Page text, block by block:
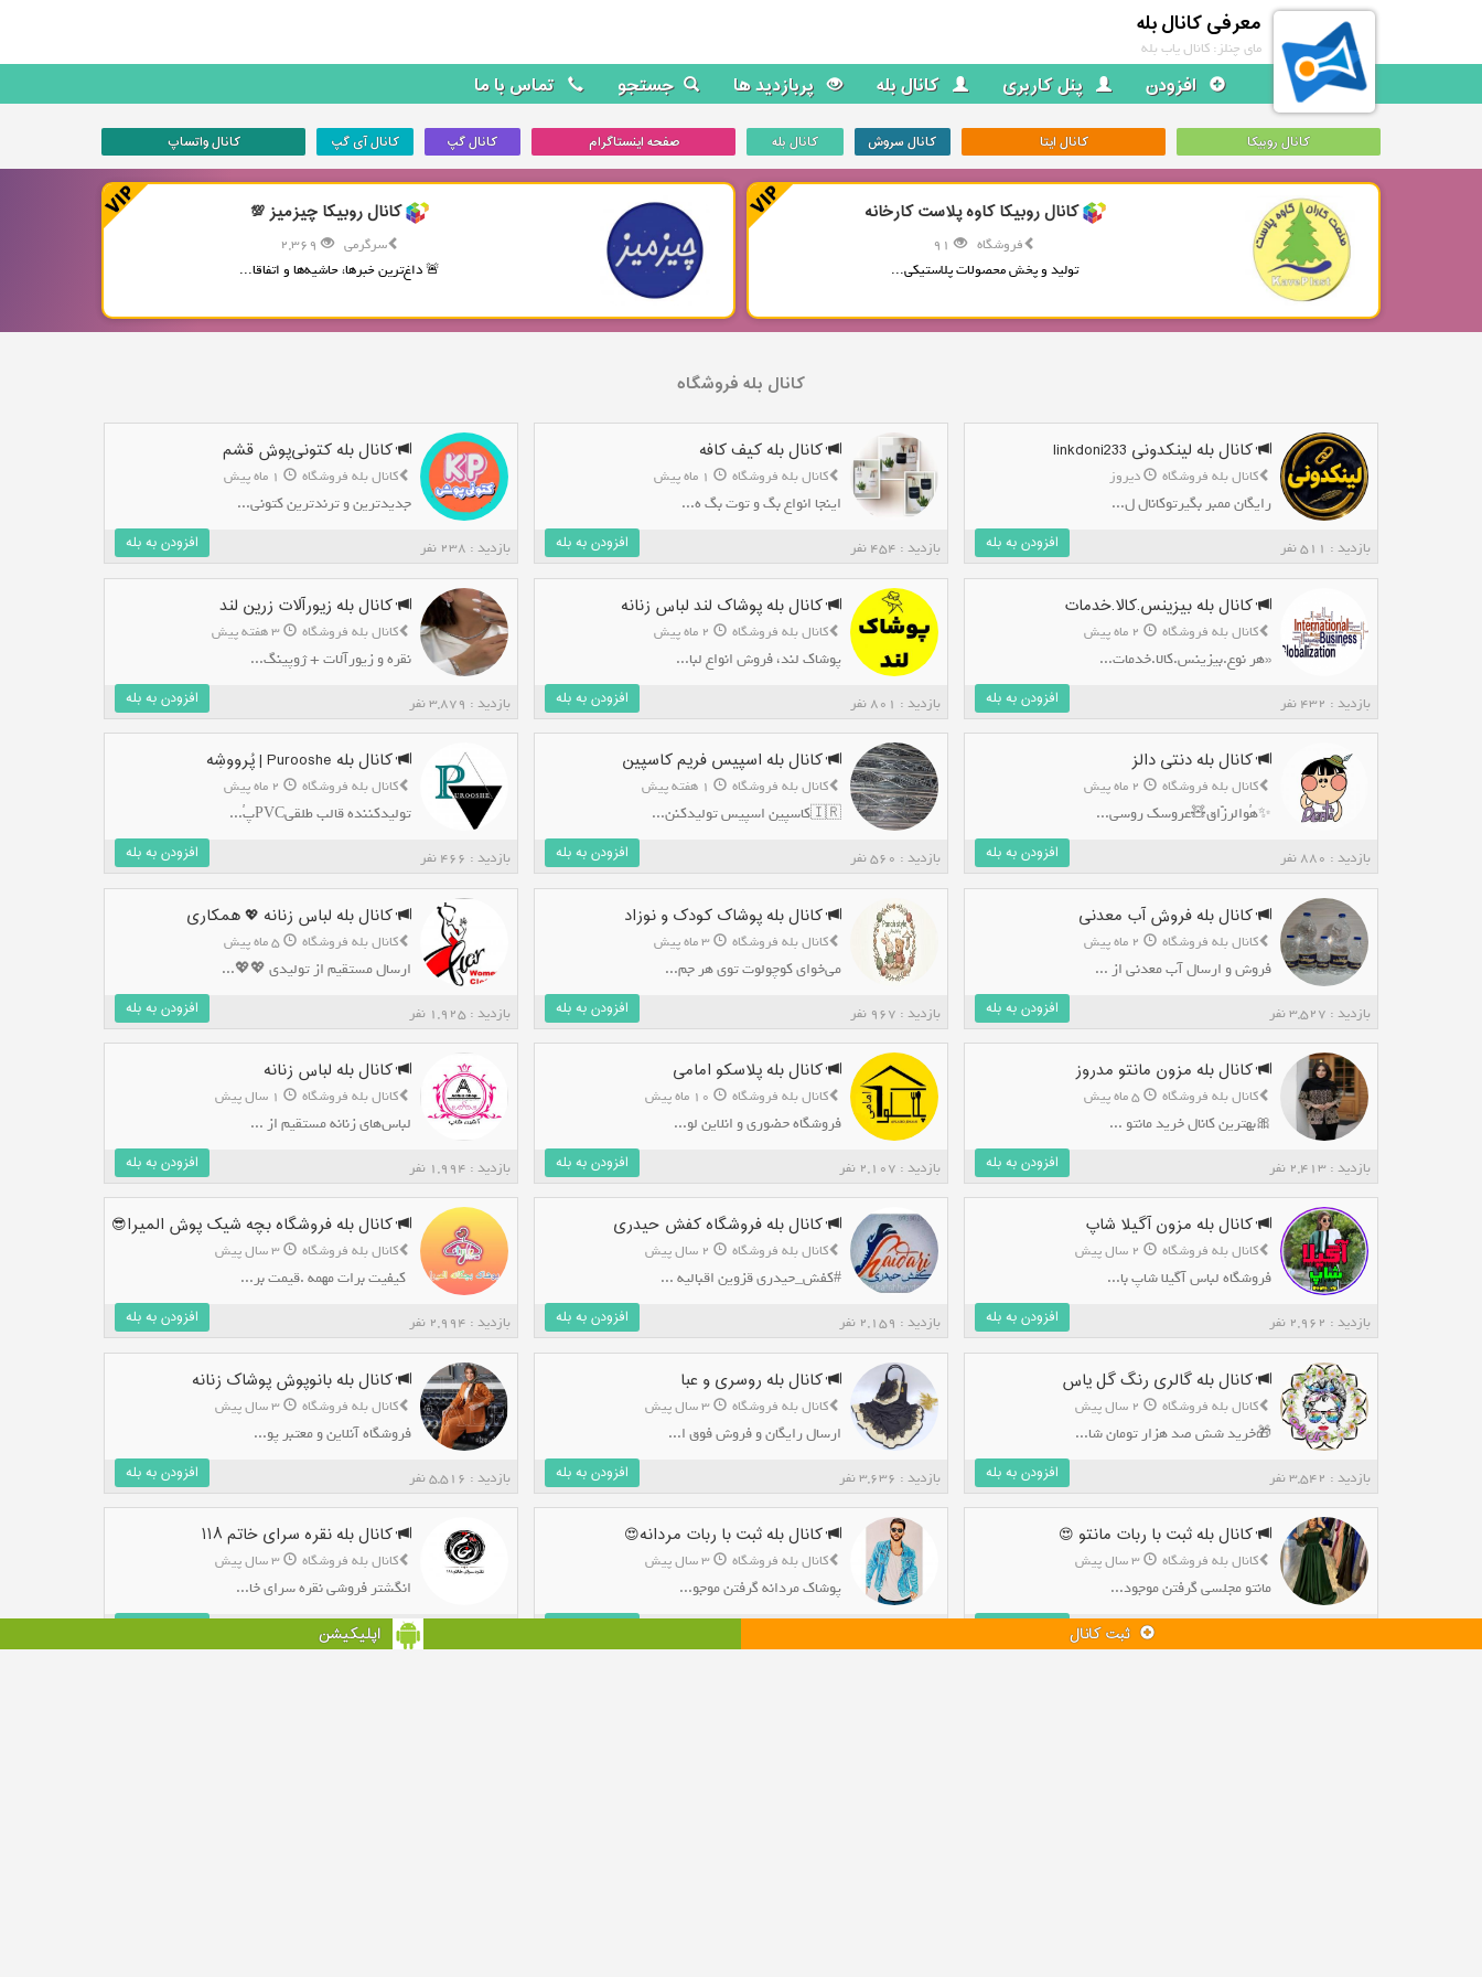
معرفی کانال بله
مای چنلز: کانال یاب بله
افزودن پنل کاربری کانال بله پربازدید ها جستجو تماس با ما
کانال روبیکا کانال ایتا کانال سروش کانال بله صفحه اینستاگرام کانال گپ کانال آی گپ کانال واتساپ
کانال روبیکا کاوه پلاست کارخانه
فروشگاه
91
تولید و پخش محصولات پلاستیکی...
کانال روبیکا چیزمیز 💯
سرگرمی
🚨 داغ‌ترین خبرها، حاشیه‌ها و اتفاقا...
کانال بله فروشگاه
کانال بله لینکدونی linkdoni233
کانال بله فروشگاه دیروز
رایگان ممبر بگیرتوکانال ل...
بازدید : 511 نفر افزودن به بله
کانال بله کیف کافه
کانال بله فروشگاه 1 ماه پیش
اینجا انواع بگ و توت بگ ه...
بازدید : 454 نفر افزودن به بله
کانال بله کتونی‌پوش قشم
کانال بله فروشگاه 1 ماه پیش
جدیدترین و ترندترین کتونی...
بازدید : 238 نفر افزودن به بله
کانال بله بیزینس.کالا.خدمات
کانال بله فروشگاه 2 ماه پیش
«هر نوع.بیزینس.کالا.خدمات...
بازدید : 432 نفر افزودن به بله
کانال بله پوشاک لند لباس زنانه
کانال بله فروشگاه 2 ماه پیش
پوشاک لند، فروش انواع لبا...
بازدید : 801 نفر افزودن به بله
کانال بله زیورآلات زرین لند
کانال بله فروشگاه 3 هفته پیش
نقره و زیورآلات + ژوپینگ...
بازدید : 3,879 نفر افزودن به بله
کانال بله دنتی دالز
کانال بله فروشگاه 2 ماه پیش
✨️هُوالرزّاق🧸عروسک روسی...
بازدید : 880 نفر افزودن به بله
کانال بله اسپیس فریم کاسپین
کانال بله فروشگاه 1 هفته پیش
🇮🇷کاسپین اسپیس تولیدکنن...
بازدید : 560 نفر افزودن به بله
کانال بله Purooshe | پُرووشِه
کانال بله فروشگاه 2 ماه پیش
تولیدکننده قالب طلقیPVCپُ...
بازدید : 466 نفر افزودن به بله
کانال بله فروش آب معدنی
کانال بله فروشگاه 2 ماه پیش
فروش و ارسال آب معدنی از ...
بازدید : 3,527 نفر افزودن به بله
کانال بله پوشاک کودک و نوزاد
کانال بله فروشگاه 3 ماه پیش
می‌خوای کوچولوت توی هر جم...
بازدید : 967 نفر افزودن به بله
کانال بله لباس زنانه 💖 همکاری
کانال بله فروشگاه 5 ماه پیش
ارسال مستقیم از تولیدی 💖💖...
بازدید : 1,925 نفر افزودن به بله
کانال بله مزون مانتو مدروز
کانال بله فروشگاه 5 ماه پیش
🎀بهترین کانال خرید مانتو ...
بازدید : 2,413 نفر افزودن به بله
کانال بله پلاسکو امامی
کانال بله فروشگاه 10 ماه پیش
فروشگاه حضوری و انلاین لو...
بازدید : 2,107 نفر افزودن به بله
کانال بله لباس زنانه
کانال بله فروشگاه 1 سال پیش
لباس‌های زنانه مستقیم از ...
بازدید : 1,994 نفر افزودن به بله
کانال بله مزون آگیلا شاپ
کانال بله فروشگاه 2 سال پیش
فروشگاه لباس آگیلا شاپ با...
بازدید : 2,962 نفر افزودن به بله
کانال بله فروشگاه کفش حیدری
کانال بله فروشگاه 2 سال پیش
#کفش_حیدری قزوین اقبالیه ...
بازدید : 2,159 نفر افزودن به بله
کانال بله فروشگاه بچه شیک پوش المیرا😎
کانال بله فروشگاه 3 سال پیش
*کیفیت برات مهمه .قیمت بر...
بازدید : 2,994 نفر افزودن به بله
کانال بله گالری رنگ گل یاس
کانال بله فروشگاه 2 سال پیش
🎁خرید شش صد هزار تومان شا...
بازدید : 3,542 نفر افزودن به بله
کانال بله روسری و عبا
کانال بله فروشگاه 3 سال پیش
ارسال رایگان و فروش فوق ا...
بازدید : 3,636 نفر افزودن به بله
کانال بله بانوپوش پوشاک زنانه
کانال بله فروشگاه 3 سال پیش
فروشگاه آنلاین و معتبر پو...
بازدید : 5,516 نفر افزودن به بله
کانال بله ثبت با ربات مانتو 😍
کانال بله فروشگاه 3 سال پیش
مانتو مجلسی گرفتن موجود...
کانال بله ثبت با ربات مردانه😍
کانال بله فروشگاه 3 سال پیش
پوشاک مردانه گرفتن موجو...
کانال بله نقره سرای خاتم ۱۱۸
کانال بله فروشگاه 3 سال پیش
انگشتر فروشی نقره سرای خا...
ثبت کانال اپلیکیشن